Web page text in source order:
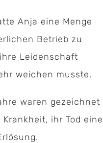
Anja eine Menge
Betrieb zu
Leidenschaft
weichen musste.
waren gezeichnet
ihr Tod eine